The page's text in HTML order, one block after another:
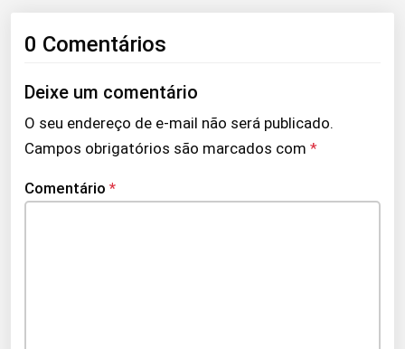
0 Comentários
Deixe um comentário
O seu endereço de e-mail não será publicado.
Campos obrigatórios são marcados com *
Comentário *